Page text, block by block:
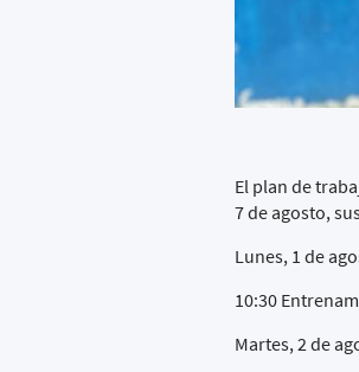
El plan de
7 de agosto,
Lunes, 1 de
10:30
Martes, 2 de